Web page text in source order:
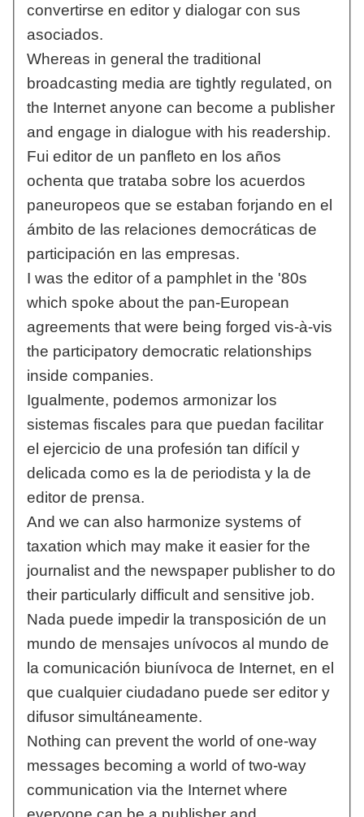
convertirse en editor y dialogar con sus
asociados.
Whereas in general the traditional
broadcasting media are tightly regulated, on
the Internet anyone can become a publisher
and engage in dialogue with his readership.
Fui editor de un panfleto en los años
ochenta que trataba sobre los acuerdos
paneuropeos que se estaban forjando en el
ámbito de las relaciones democráticas de
participación en las empresas.
I was the editor of a pamphlet in the '80s
which spoke about the pan-European
agreements that were being forged vis-à-vis
the participatory democratic relationships
inside companies.
Igualmente, podemos armonizar los
sistemas fiscales para que puedan facilitar
el ejercicio de una profesión tan difícil y
delicada como es la de periodista y la de
editor de prensa.
And we can also harmonize systems of
taxation which may make it easier for the
journalist and the newspaper publisher to do
their particularly difficult and sensitive job.
Nada puede impedir la transposición de un
mundo de mensajes unívocos al mundo de
la comunicación biunívoca de Internet, en el
que cualquier ciudadano puede ser editor y
difusor simultáneamente.
Nothing can prevent the world of one-way
messages becoming a world of two-way
communication via the Internet where